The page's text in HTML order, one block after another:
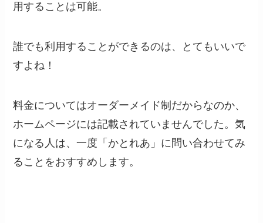
用することは可能。
誰でも利用することができるのは、とてもいいで
すよね！
料金についてはオーダーメイド制だからなのか、
ホームページには記載されていませんでした。気
になる人は、一度「かとれあ」に問い合わせてみ
ることをおすすめします。